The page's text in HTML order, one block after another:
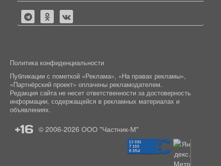
Политика конфиденциальности
Публикации с пометкой «Реклама», «На правах рекламы»,
«Партнёрский проект» оплачены рекламодателем.
Редакция сайта не несет ответственности за достоверность
информации, содержащейся в рекламных материалах и
объявлениях.
+16 © 2006-2026 ООО "Частник-М"